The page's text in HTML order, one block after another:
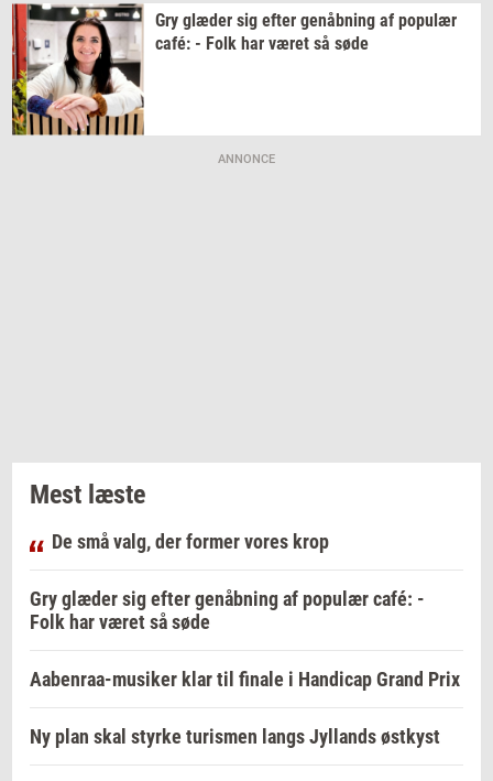
Gry glæ­der sig efter genåb­ning af po­pu­lær
café: - Folk har været så søde
ANNONCE
Mest læste
De små valg, der former vores krop
Gry glæder sig efter genåbning af populær café: -
Folk har været så søde
Aabenraa-musiker klar til finale i Handicap Grand Prix
Ny plan skal styrke turismen langs Jyllands østkyst